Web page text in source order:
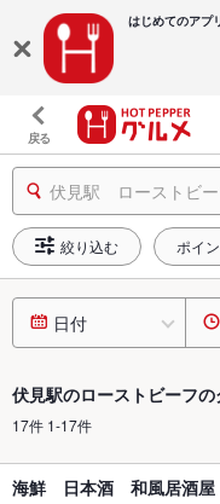
はじめてのアプ
戻る
伏見駅 ローストビー
絞り込む ポイ
日付
伏見駅のローストビーフ
17件 1-17件
海鮮 日本酒 和風居酒